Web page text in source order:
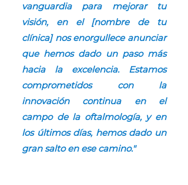
vanguardia para mejorar tu
visión, en el [nombre de tu
clínica] nos enorgullece anunciar
que hemos dado un paso más
hacia la excelencia. Estamos
comprometidos con la
innovación continua en el
campo de la oftalmología, y en
los últimos días, hemos dado un
gran salto en ese camino."